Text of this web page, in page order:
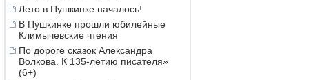
Лето в Пушкинке началось!
В Пушкинке прошли юбилейные
Климычевские чтения
По дороге сказок Александра
Волкова. К 135-летию писателя»
(6+)